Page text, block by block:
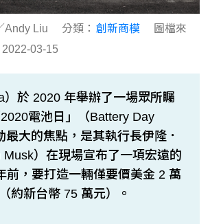
Andy Liu 分類： 創新商模
圖檔來
2022-03-15
）於 2020 年舉辦了一場眾所矚
電池日」（Battery Day
最大的焦點，是其執行長伊隆．
Musk）在現場宣布了一項宏遠的
前，要打造一輛僅要價美金 2 萬
約新台幣 75 萬元）。